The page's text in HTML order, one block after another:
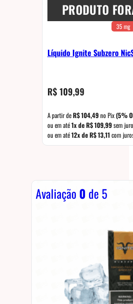
PRODUTO
35 mg
Líquido Ignite Subzero
R$109,99
A partir deR$104,49no Pix(5%
ou em até1x deR$109,99sem
ou em até12x deR$13,11 com
Avaliação0 de 5